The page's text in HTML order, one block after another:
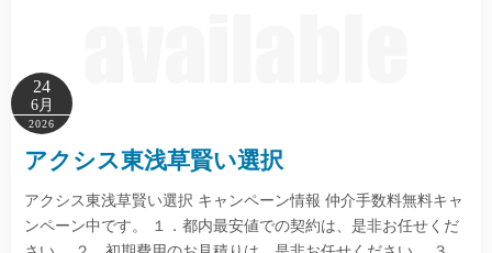
24
6月
2026
アクシス東浅草賢い選択
アクシス東浅草賢い選択 キャンペーン情報 仲介手数料無料キャ
ンペーン中です。 １．都内最安値での契約は、是非お任せくだ